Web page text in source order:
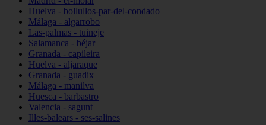
Huelva - bollullos-par-del-condado
Málaga - algarrobo
Las-palmas - tuineje
Salamanca - béjar
Granada - capileira
Huelva - aljaraque
Granada - guadix
Málaga - manilva
Huesca - barbastro
Valencia - sagunt
Illes-balears - ses-salines